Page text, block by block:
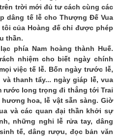
trời mới đủ tư cách cùng các
dâng tế lễ cho Thượng Đế Vua
của Hoàng đế chỉ được phép
thần.
phía Nam hoàng thành Huế.
nhiệm cho biết ngày chính
việc tế lễ. Bốn ngày trước lễ,
thanh tẩy... ngày giáp lễ, vua
rước long trọng đi thẳng tới Trai
hoa, lễ vật sẵn sàng. Giờ
và các quan đại thần khởi sự
những nghi lễ rửa tay, dâng
tế, dâng rượu, đọc bản văn